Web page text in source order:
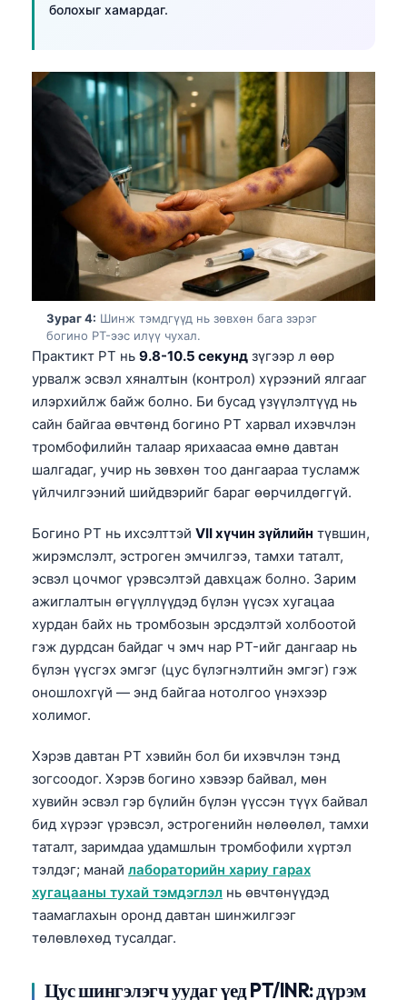
болохыг хамардаг.
Зураг 4: Шинж тэмдгүүд нь зөвхөн бага зэрэг
богино PT-ээс илүү чухал.
Практикт PT нь 9.8-10.5 секунд зүгээр л өөр
урвалж эсвэл хяналтын (контрол) хүрээний ялгааг
илэрхийлж байж болно. Би бусад үзүүлэлтүүд нь
сайн байгаа өвчтөнд богино PT харвал ихэвчлэн
тромбофилийн талаар ярихаасаа өмнө давтан
шалгадаг, учир нь зөвхөн тоо дангаараа тусламж
үйлчилгээний шийдвэрийг бараг өөрчилдөггүй.
Богино PT нь ихсэлттэй VII хүчин зүйлийн түвшин,
жирэмслэлт, эстроген эмчилгээ, тамхи таталт,
эсвэл цочмог үрэвсэлтэй давхцаж болно. Зарим
ажиглалтын өгүүллүүдэд бүлэн үүсэх хугацаа
хурдан байх нь тромбозын эрсдэлтэй холбоотой
гэж дурдсан байдаг ч эмч нар PT-ийг дангаар нь
бүлэн үүсгэх эмгэг (цус бүлэгнэлтийн эмгэг) гэж
оношлохгүй — энд байгаа нотолгоо үнэхээр
холимог.
Хэрэв давтан PT хэвийн бол би ихэвчлэн тэнд
зогсоодог. Хэрэв богино хэвээр байвал, мөн
хувийн эсвэл гэр бүлийн бүлэн үүссэн түүх байвал
бид хүрээг үрэвсэл, эстрогенийн нөлөөлөл, тамхи
таталт, заримдаа удамшлын тромбофили хүртэл
тэлдэг; манай лабораторийн хариу гарах
хугацааны тухай тэмдэглэл нь өвчтөнүүдэд
таамаглахын оронд давтан шинжилгээг
төлөвлөхөд тусалдаг.
Цус шингэлэгч уудаг үед PT/INR: дүрэм